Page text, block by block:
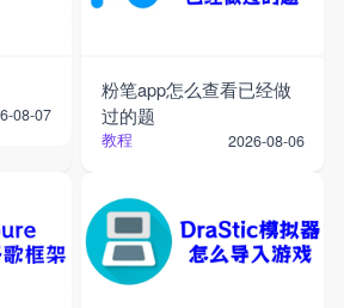
08-07
粉笔app怎么查看已经做
过的题
教程 2026-08-06